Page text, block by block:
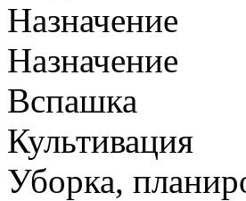
Назначение
Назначение
Вспашка
Культивация
Уборка,